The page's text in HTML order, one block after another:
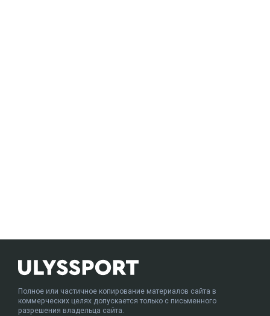
Полное или частичное копирование материалов сайта в
коммерческих целях допускается только с письменного
разрешения владельца сайта.